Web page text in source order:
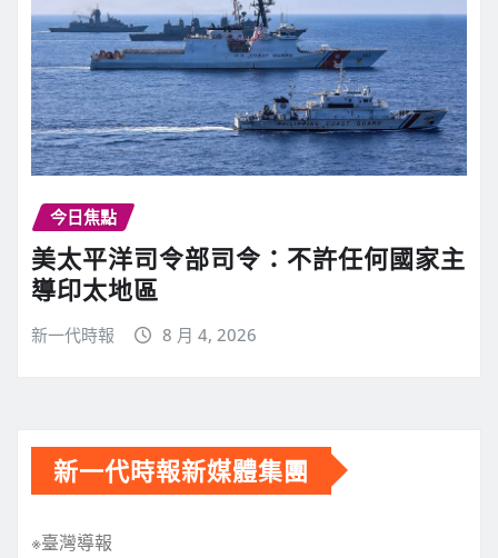
今日焦點
美太平洋司令部司令：不許任何國家主
導印太地區
新一代時報 8 月 4, 2026
新一代時報新媒體集團
※臺灣導報